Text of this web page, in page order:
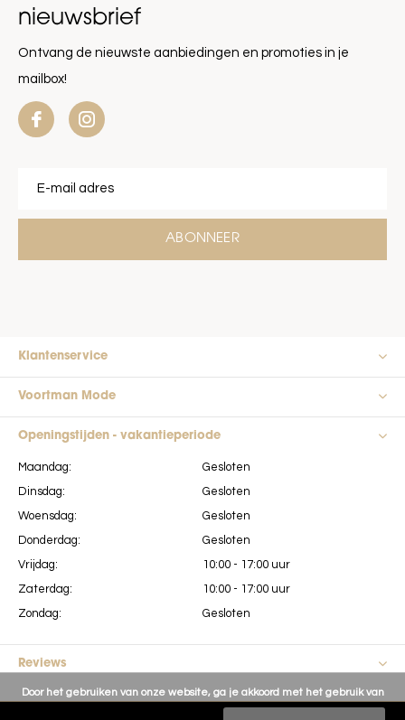
nieuwsbrief
Ontvang de nieuwste aanbiedingen en promoties in je
mailbox!
ABONNEER
Klantenservice
Voortman Mode
Openingstijden - vakantieperiode
Maandag:
Dinsdag:
Woensdag:
Donderdag:
Vrijdag:
Zaterdag:
Zondag:
Gesloten
Gesloten
Gesloten
Gesloten
10:00 - 17:00 uur
10:00 - 17:00 uur
Gesloten
Reviews
Door het gebruiken van onze website, ga je akkoord met het gebruik van